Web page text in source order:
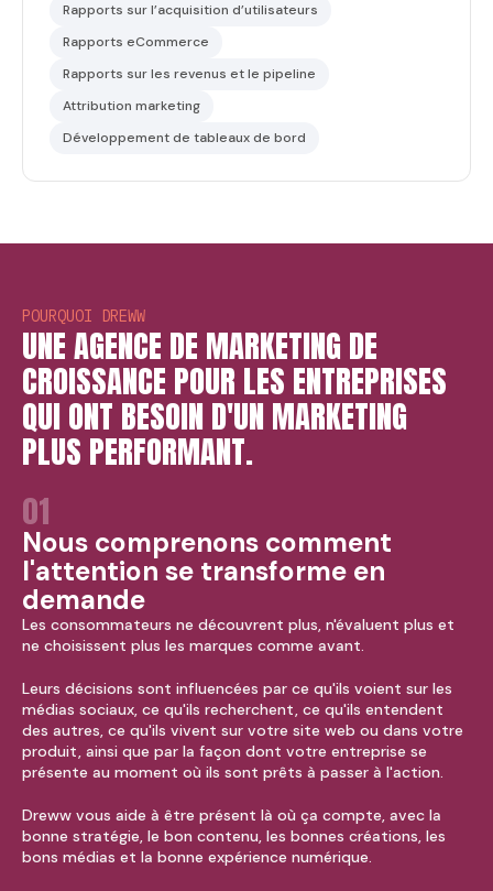
Rapports sur l’acquisition d’utilisateurs
Rapports eCommerce
Rapports sur les revenus et le pipeline
Attribution marketing
Développement de tableaux de bord
POURQUOI DREWW
UNE AGENCE DE MARKETING DE
CROISSANCE POUR LES ENTREPRISES
QUI ONT BESOIN D'UN MARKETING
PLUS PERFORMANT.
01
Nous comprenons comment
l'attention se transforme en
demande
Les consommateurs ne découvrent plus, n'évaluent plus et
ne choisissent plus les marques comme avant.
Leurs décisions sont influencées par ce qu'ils voient sur les
médias sociaux, ce qu'ils recherchent, ce qu'ils entendent
des autres, ce qu'ils vivent sur votre site web ou dans votre
produit, ainsi que par la façon dont votre entreprise se
présente au moment où ils sont prêts à passer à l'action.
Dreww vous aide à être présent là où ça compte, avec la
bonne stratégie, le bon contenu, les bonnes créations, les
bons médias et la bonne expérience numérique.